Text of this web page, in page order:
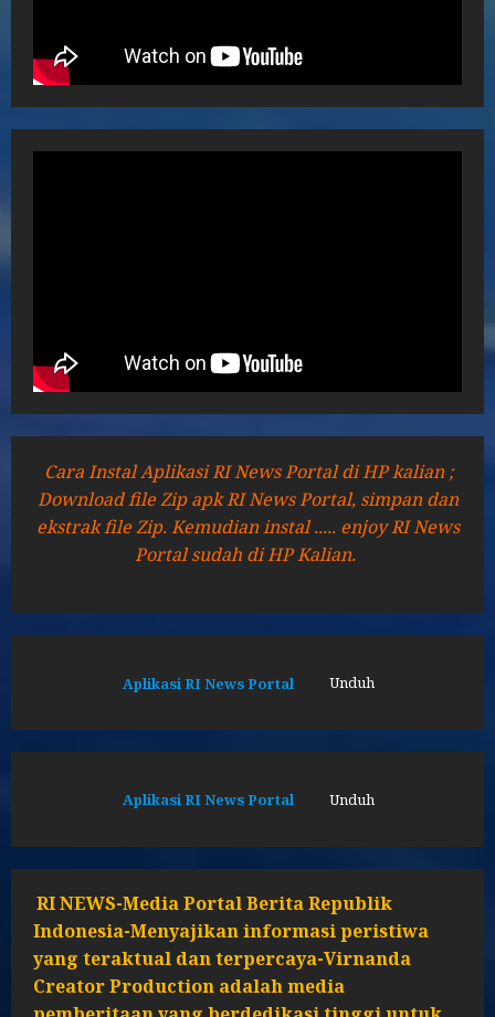
Cara Instal Aplikasi RI News Portal di HP kalian ;
Download file Zip apk RI News Portal, simpan dan
ekstrak file Zip. Kemudian instal ..... enjoy RI News
Portal sudah di HP Kalian.
Aplikasi RI News Portal Unduh
Aplikasi RI News Portal Unduh
RI NEWS-Media Portal Berita Republik
Indonesia-Menyajikan informasi peristiwa
yang teraktual dan terpercaya-Virnanda
Creator Production adalah media